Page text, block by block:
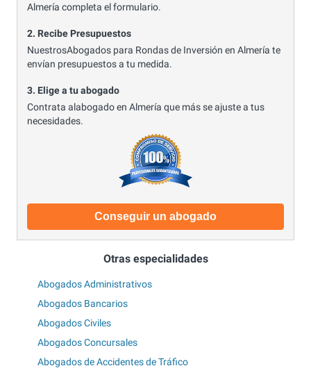
Almería completa el formulario.
2. Recibe Presupuestos
NuestrosAbogados para Rondas de Inversión en Almería te
envían presupuestos a tu medida.
3. Elige a tu abogado
Contrata alabogado en Almería que más se ajuste a tus
necesidades.
Conseguir un abogado
Otras especialidades
Abogados Administrativos
Abogados Bancarios
Abogados Civiles
Abogados Concursales
Abogados de Accidentes de Tráfico